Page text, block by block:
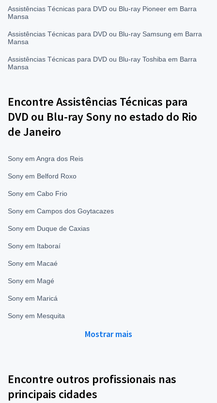
Assistências Técnicas para DVD ou Blu-ray Pioneer em Barra
Mansa
Assistências Técnicas para DVD ou Blu-ray Samsung em Barra
Mansa
Assistências Técnicas para DVD ou Blu-ray Toshiba em Barra
Mansa
Encontre Assistências Técnicas para
DVD ou Blu-ray Sony no estado do Rio
de Janeiro
Sony em Angra dos Reis
Sony em Belford Roxo
Sony em Cabo Frio
Sony em Campos dos Goytacazes
Sony em Duque de Caxias
Sony em Itaboraí
Sony em Macaé
Sony em Magé
Sony em Maricá
Sony em Mesquita
Mostrar mais
Encontre outros profissionais nas
principais cidades